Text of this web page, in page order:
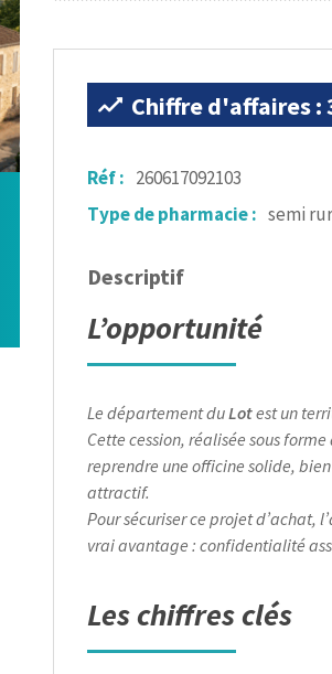
Chiffre d'affaires :
Réf : 260617092103
Type de pharmacie : semi
Descriptif
L’opportunité
Le département duLotest un
Cette cession, réalisée sous
reprendre une officine solide,
attractif.
Pour sécuriser ce projet d’achat,
vrai avantage : confidentialité
Les chiffres clés